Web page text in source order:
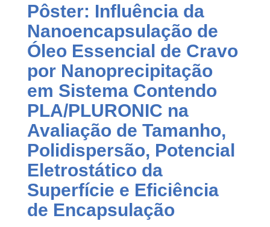
Pôster: Influência da
Nanoencapsulação de
Óleo Essencial de Cravo
por Nanoprecipitação
em Sistema Contendo
PLA/PLURONIC na
Avaliação de Tamanho,
Polidispersão, Potencial
Eletrostático da
Superfície e Eficiência
de Encapsulação